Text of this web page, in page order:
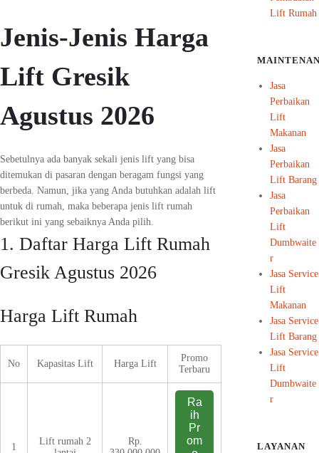
Jenis-Jenis Harga
Lift Gresik
Agustus 2026
Sebetulnya ada banyak sekali jenis lift yang bisa
ditemukan di pasaran dengan beragam fungsi yang
berbeda. Namun, jika yang Anda butuhkan adalah lift
untuk di rumah, maka beberapa jenis lift rumah
berikut ini yang sebaiknya Anda pilih.
1. Daftar Harga Lift Rumah
Gresik Agustus 2026
Harga Lift Rumah
No Kapasitas Lift Harga Lift
Promo
Terbaru
1
Lift rumah 2
Rp.
Ra
ih
Pr
om
Lift Rumah
Jasa
Perbaikan
Lift
Makanan
Jasa
Perbaikan
Lift Barang
Jasa
Perbaikan
Lift
Dumbwaite
r
Jasa Service
Lift
Makanan
Jasa Service
Lift Barang
Jasa Service
Lift
Dumbwaite
r
LAYANAN